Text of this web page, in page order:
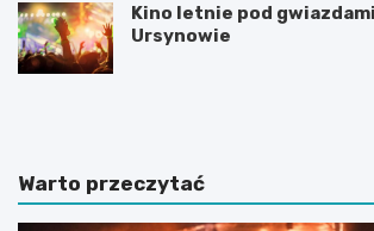
Kino letnie pod
Ursynowie
P
d
y
T
s
B
Warto przeczytać